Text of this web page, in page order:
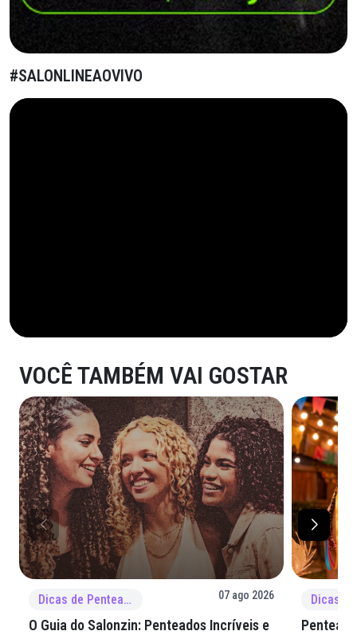
#SALONLINEAOVIVO
VOCÊ TAMBÉM VAI GOSTAR
Dicas de Penteado 07 ago 2026
O Guia do Salonzin: Penteados Incríveis e